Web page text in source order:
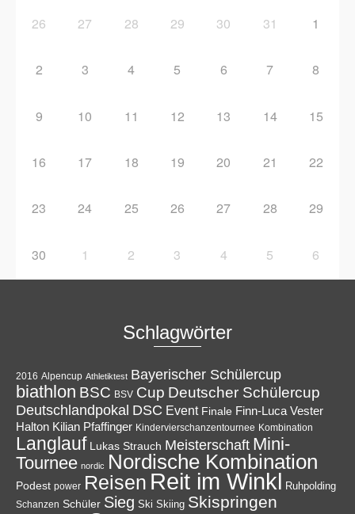
26 27 28 29 30 31 1
2 3 4 5 6 7 8
9 10 11 12 13 14 15
16 17 18 19 20 21 22
23 24 25 26 27 28 29
30 1 2 3 4 5 6
Schlagwörter
2016 Alpencup Athletiktest Bayerischer Schülercup
biathlon BSC BSV Cup Deutscher Schülercup
Deutschlandpokal DSC Event Finale Finn-Luca Vester
Halton Kilian Pfaffinger Kindervierschanzentournee Kombination
Langlauf Lukas Strauch Meisterschaft Mini-
Tournee nordic Nordische Kombination
Podest power Reisen Reit im Winkl Ruhpolding
Schanzen Schüler Sieg Ski Skiing Skispringen